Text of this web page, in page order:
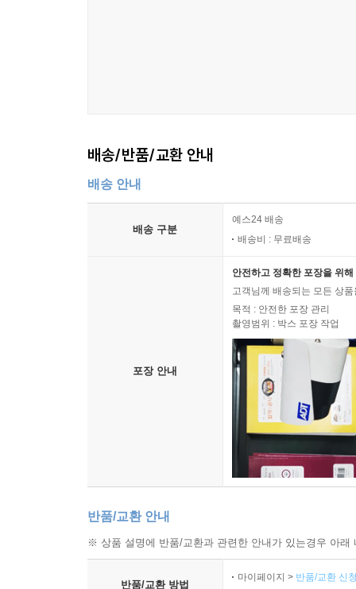
배송/반품/교환 안내
배송 안내
배송 구분
예스24 배송
배송비 : 무료배송
포장 안내
안전하고 정확한 포장을 위
고객님께 배송되는 모든 상
목적 : 안전한 포장 관리
촬영범위 : 박스 포장 작업
반품/교환 안내
※ 상품 설명에 반품/교환과 관련한 안내가 있는경우 아
반품/교환 방법
마이페이지 > 반품/교환 신